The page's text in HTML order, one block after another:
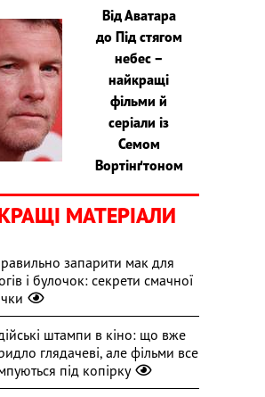
Від Аватара
до Під стягом
небес –
найкращі
фільми й
серіали із
Семом
Вортінґтоном
МАТЕРІАЛИ
запарити мак для
і булочок: секрети смачної
штампи в кіно: що вже
глядачеві, але фільми все
під копірку